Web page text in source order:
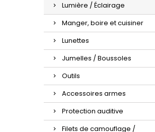
Lumière / Éclairage
Manger, boire et cuisiner
Lunettes
Jumelles / Boussoles
Outils
Accessoires armes
Protection auditive
Filets de camouflage /